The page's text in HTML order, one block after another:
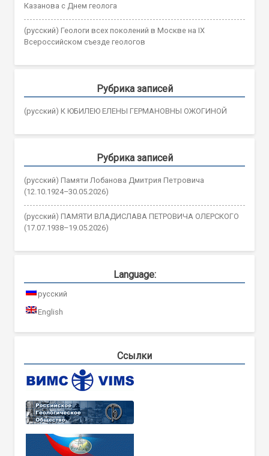
Казанова с Днем геолога
(русский) Геологи всех поколений в Москве на IX
Всероссийском съезде геологов
Рубрика записей
(русский) К ЮБИЛЕЮ ЕЛЕНЫ ГЕРМАНОВНЫ ОЖОГИНОЙ
Рубрика записей
(русский) Памяти Лобанова Дмитрия Петровича
(12.10.1924–30.05.2026)
(русский) ПАМЯТИ ВЛАДИСЛАВА ПЕТРОВИЧА ОЛЕРСКОГО
(17.07.1938–19.05.2026)
Language:
русский
English
Ссылки